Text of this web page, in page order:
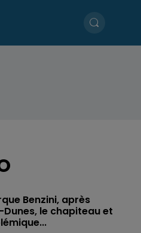
Benzini, après
Dunes, le chapiteau et